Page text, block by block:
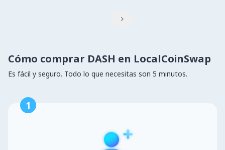

Cómo comprar DASH en LocalCoinSwap
Es fácil y seguro. Todo lo que necesitas son 5 minutos.
1